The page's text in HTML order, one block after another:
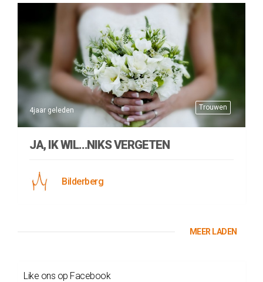
Trouwen
4jaar geleden
JA, IK WIL…NIKS VERGETEN
Bilderberg
MEER LADEN
Like ons op Facebook